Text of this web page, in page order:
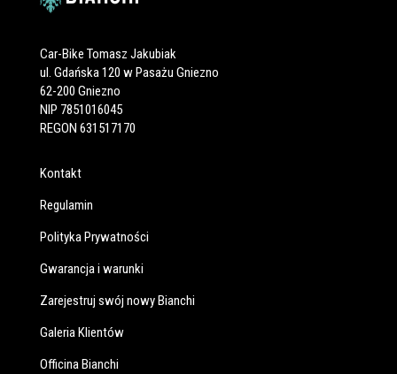
Car-Bike Tomasz Jakubiak
ul. Gdańska 120 w Pasażu Gniezno
62-200 Gniezno
NIP 7851016045
REGON 631517170
Kontakt
Regulamin
Polityka Prywatności
Gwarancja i warunki
Zarejestruj swój nowy Bianchi
Galeria Klientów
Officina Bianchi